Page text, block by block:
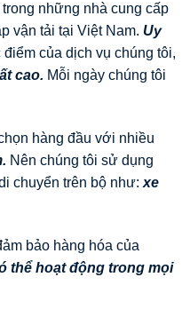
những nhà cung cấp
vận tải tại Việt Nam. Uy
điểm của dịch vụ chúng tôi,
cao. Mỗi ngày chúng tôi
hàng đầu với nhiều
Nên chúng tôi sử dụng
chuyển trên bộ như: xe
bảo hàng hóa của
thể hoạt động trong mọi